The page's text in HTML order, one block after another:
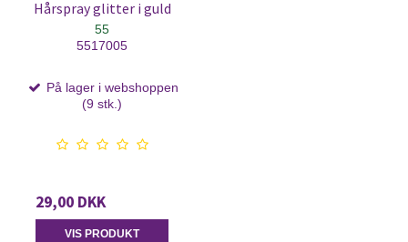
Hårspray glitter i guld
55
5517005
På lager i webshoppen
(9 stk.)
29,00 DKK
VIS PRODUKT